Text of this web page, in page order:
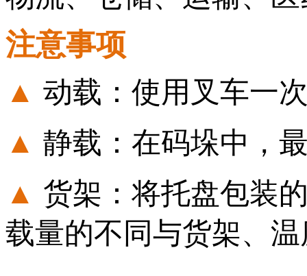
注意事项
▲ 动载：使用叉车一
▲ 静载：在码垛中，
▲ 货架：将托盘包装
载量的不同与货架、